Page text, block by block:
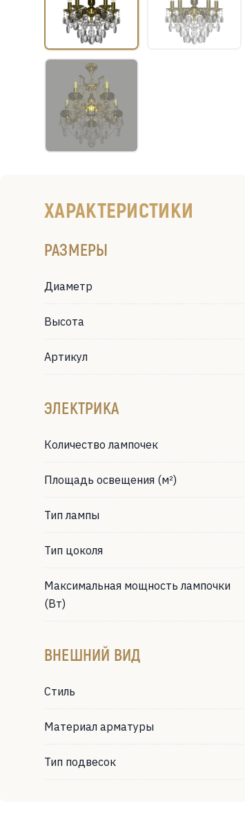
ХАРАКТЕРИСТИКИ
РАЗМЕРЫ
Диаметр
Высота
Артикул
ЭЛЕКТРИКА
Количество лампочек
Площадь освещения (м²)
Тип лампы
Тип цоколя
Максимальная мощность лампочки
(Вт)
ВНЕШНИЙ ВИД
Стиль
Материал арматуры
Тип подвесок